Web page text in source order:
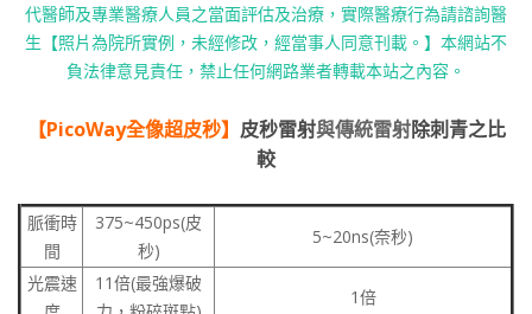
代醫師及專業醫療人員之當面評估及治療，實際醫療行為請諮詢醫
生【照片為院所實例，未經修改，經當事人同意刊載。】本網站不
負法律意見責任，禁止任何網路業者轉載本站之內容。
【PicoWay全像超皮秒】 皮秒雷射與傳統雷射除刺青之比
較
脈衝時
間
375~450ps(皮
秒)
5~20ns(奈秒)
光震速
11倍(最強爆破
1倍